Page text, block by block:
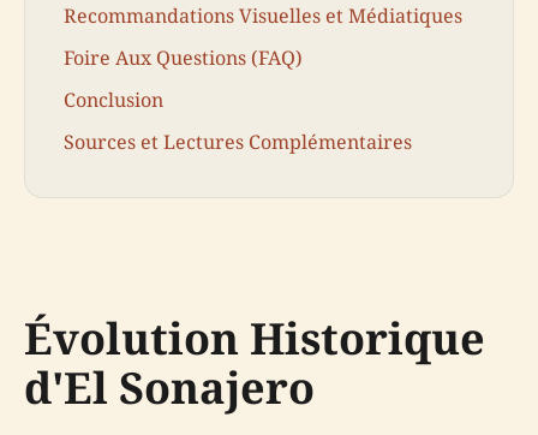
Recommandations Visuelles et Médiatiques
Foire Aux Questions (FAQ)
Conclusion
Sources et Lectures Complémentaires
Évolution Historique
d'El Sonajero